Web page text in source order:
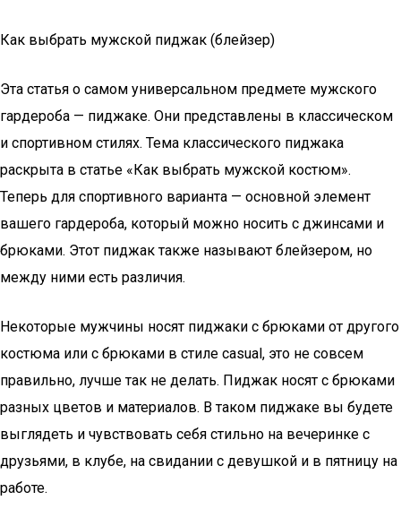
Как выбрать мужской пиджак (блейзер)
Эта статья о самом универсальном предмете мужского
гардероба — пиджаке. Они представлены в классическом
и спортивном стилях. Тема классического пиджака
раскрыта в статье «Как выбрать мужской костюм».
Теперь для спортивного варианта — основной элемент
вашего гардероба, который можно носить с джинсами и
брюками. Этот пиджак также называют блейзером, но
между ними есть различия.
Некоторые мужчины носят пиджаки с брюками от другого
костюма или с брюками в стиле casual, это не совсем
правильно, лучше так не делать. Пиджак носят с брюками
разных цветов и материалов. В таком пиджаке вы будете
выглядеть и чувствовать себя стильно на вечеринке с
друзьями, в клубе, на свидании с девушкой и в пятницу на
работе.